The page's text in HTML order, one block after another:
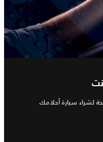
لشراء سيارة أحلامك